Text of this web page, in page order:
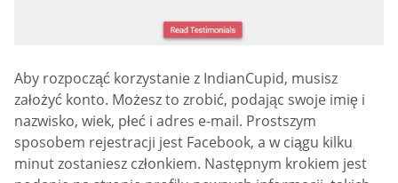
Aby rozpocząć korzystanie z IndianCupid, musisz
założyć konto. Możesz to zrobić, podając swoje imię i
nazwisko, wiek, płeć i adres e-mail. Prostszym
sposobem rejestracji jest Facebook, a w ciągu kilku
minut zostaniesz członkiem. Następnym krokiem jest